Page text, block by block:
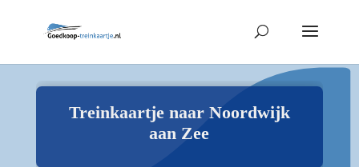
Treinkaartje naar Noordwijk
aan Zee